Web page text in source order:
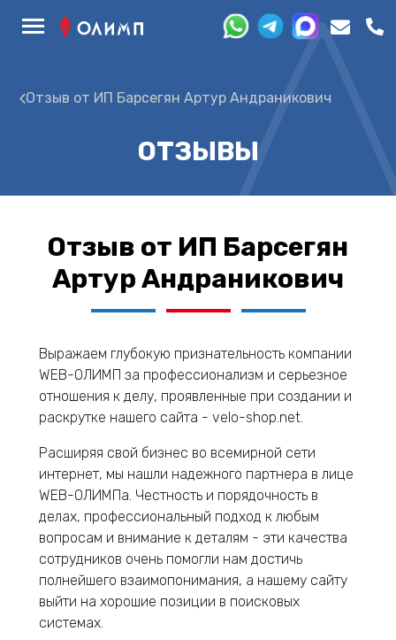
Отзыв от ИП Барсегян Артур Андраникович
ОТЗЫВЫ
Отзыв от ИП Барсегян
Артур Андраникович
Выражаем глубокую признательность компании
WEB-ОЛИМП за профессионализм и серьезное
отношения к делу, проявленные при создании и
раскрутке нашего сайта - velo-shop.net.
Расширяя свой бизнес во всемирной сети
интернет, мы нашли надежного партнера в лице
WEB-ОЛИМПа. Честность и порядочность в
делах, профессиональный подход к любым
вопросам и внимание к деталям - эти качества
сотрудников очень помогли нам достичь
полнейшего взаимопонимания, а нашему сайту
выйти на хорошие позиции в поисковых
системах.